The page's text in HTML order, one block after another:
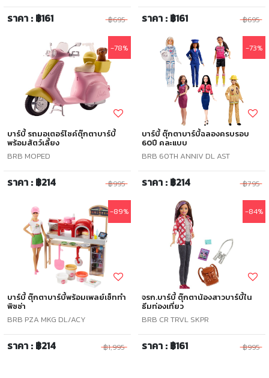
ราคา : ฿161 ฿695 ราคา : ฿161 ฿695
-78%
บาร์บี้ รถมอเตอร์ไซค์ตุ๊กตาบาร์บี้
พร้อมสัตว์เลี้ยง
BRB MOPED
ราคา : ฿214 ฿995
-73%
บาร์บี้ ตุ๊กตาบาร์บี้ฉลองครบรอบ
60ปี คละแบบ
BRB 60TH ANNIV DL AST
ราคา : ฿214 ฿795
-89%
บาร์บี้ ตุ๊กตาบาร์บี้พร้อมเพลย์เซ็ททำ
พิซซ่า
BRB PZA MKG DL/ACY
ราคา : ฿214 ฿1,995
-84%
จรก.บาร์บี้ ตุ๊กตาน้องสาวบาร์บี้ใน
ธีมท่องเที่ยว
BRB CR TRVL SKPR
ราคา : ฿161 ฿995